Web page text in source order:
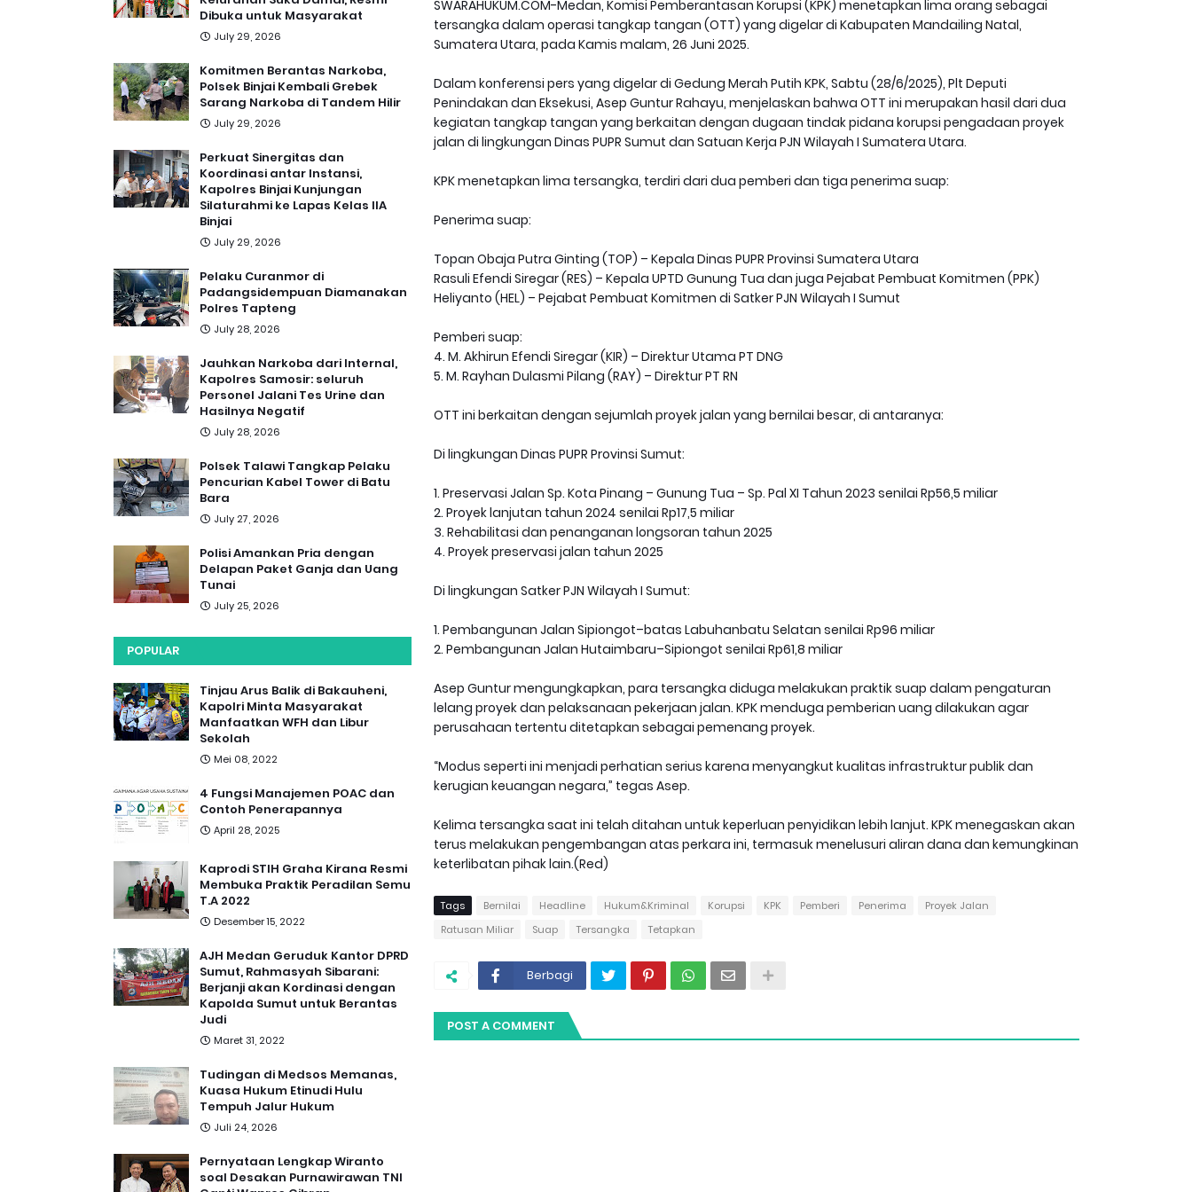
SWARAHUKUM.COM-Medan, Komisi Pemberantasan Korupsi (KPK) menetapkan lima orang sebagai
tersangka dalam operasi tangkap tangan (OTT) yang digelar di Kabupaten Mandailing Natal,
Sumatera Utara, pada Kamis malam, 26 Juni 2025.
Dalam konferensi pers yang digelar di Gedung Merah Putih KPK, Sabtu (28/6/2025), Plt Deputi
Penindakan dan Eksekusi, Asep Guntur Rahayu, menjelaskan bahwa OTT ini merupakan hasil dari dua
kegiatan tangkap tangan yang berkaitan dengan dugaan tindak pidana korupsi pengadaan proyek
jalan di lingkungan Dinas PUPR Sumut dan Satuan Kerja PJN Wilayah I Sumatera Utara.
KPK menetapkan lima tersangka, terdiri dari dua pemberi dan tiga penerima suap:
Penerima suap:
Topan Obaja Putra Ginting (TOP) – Kepala Dinas PUPR Provinsi Sumatera Utara
Rasuli Efendi Siregar (RES) – Kepala UPTD Gunung Tua dan juga Pejabat Pembuat Komitmen (PPK)
Heliyanto (HEL) – Pejabat Pembuat Komitmen di Satker PJN Wilayah I Sumut
Pemberi suap:
4. M. Akhirun Efendi Siregar (KIR) – Direktur Utama PT DNG
5. M. Rayhan Dulasmi Pilang (RAY) – Direktur PT RN
OTT ini berkaitan dengan sejumlah proyek jalan yang bernilai besar, di antaranya:
Di lingkungan Dinas PUPR Provinsi Sumut:
1. Preservasi Jalan Sp. Kota Pinang – Gunung Tua – Sp. Pal XI Tahun 2023 senilai Rp56,5 miliar
2. Proyek lanjutan tahun 2024 senilai Rp17,5 miliar
3. Rehabilitasi dan penanganan longsoran tahun 2025
4. Proyek preservasi jalan tahun 2025
Di lingkungan Satker PJN Wilayah I Sumut:
1. Pembangunan Jalan Sipiongot–batas Labuhanbatu Selatan senilai Rp96 miliar
2. Pembangunan Jalan Hutaimbaru–Sipiongot senilai Rp61,8 miliar
Asep Guntur mengungkapkan, para tersangka diduga melakukan praktik suap dalam pengaturan
lelang proyek dan pelaksanaan pekerjaan jalan. KPK menduga pemberian uang dilakukan agar
perusahaan tertentu ditetapkan sebagai pemenang proyek.
“Modus seperti ini menjadi perhatian serius karena menyangkut kualitas infrastruktur publik dan
kerugian keuangan negara,” tegas Asep.
Kelima tersangka saat ini telah ditahan untuk keperluan penyidikan lebih lanjut. KPK menegaskan akan
terus melakukan pengembangan atas perkara ini, termasuk menelusuri aliran dana dan kemungkinan
keterlibatan pihak lain.(Red)
Tags Bernilai Headline Hukum&Kriminal Korupsi KPK Pemberi Penerima
Proyek Jalan
Ratusan Miliar
Suap Tersangka Tetapkan
Berbagi
POST A COMMENT
Dibuka untuk Masyarakat
July 29, 2026
Komitmen Berantas Narkoba,
Polsek Binjai Kembali Grebek
Sarang Narkoba di Tandem Hilir
July 29, 2026
Perkuat Sinergitas dan
Koordinasi antar Instansi,
Kapolres Binjai Kunjungan
Silaturahmi ke Lapas Kelas IIA
Binjai
July 29, 2026
Pelaku Curanmor di
Padangsidempuan Diamanakan
Polres Tapteng
July 28, 2026
Jauhkan Narkoba dari Internal,
Kapolres Samosir: seluruh
Personel Jalani Tes Urine dan
Hasilnya Negatif
July 28, 2026
Polsek Talawi Tangkap Pelaku
Pencurian Kabel Tower di Batu
Bara
July 27, 2026
Polisi Amankan Pria dengan
Delapan Paket Ganja dan Uang
Tunai
July 25, 2026
POPULAR
Tinjau Arus Balik di Bakauheni,
Kapolri Minta Masyarakat
Manfaatkan WFH dan Libur
Sekolah
Mei 08, 2022
4 Fungsi Manajemen POAC dan
Contoh Penerapannya
April 28, 2025
Kaprodi STIH Graha Kirana Resmi
Membuka Praktik Peradilan Semu
T.A 2022
Desember 15, 2022
AJH Medan Geruduk Kantor DPRD
Sumut, Rahmasyah Sibarani:
Berjanji akan Kordinasi dengan
Kapolda Sumut untuk Berantas
Judi
Maret 31, 2022
Tudingan di Medsos Memanas,
Kuasa Hukum Etinudi Hulu
Tempuh Jalur Hukum
Juli 24, 2026
Pernyataan Lengkap Wiranto
soal Desakan Purnawirawan TNI